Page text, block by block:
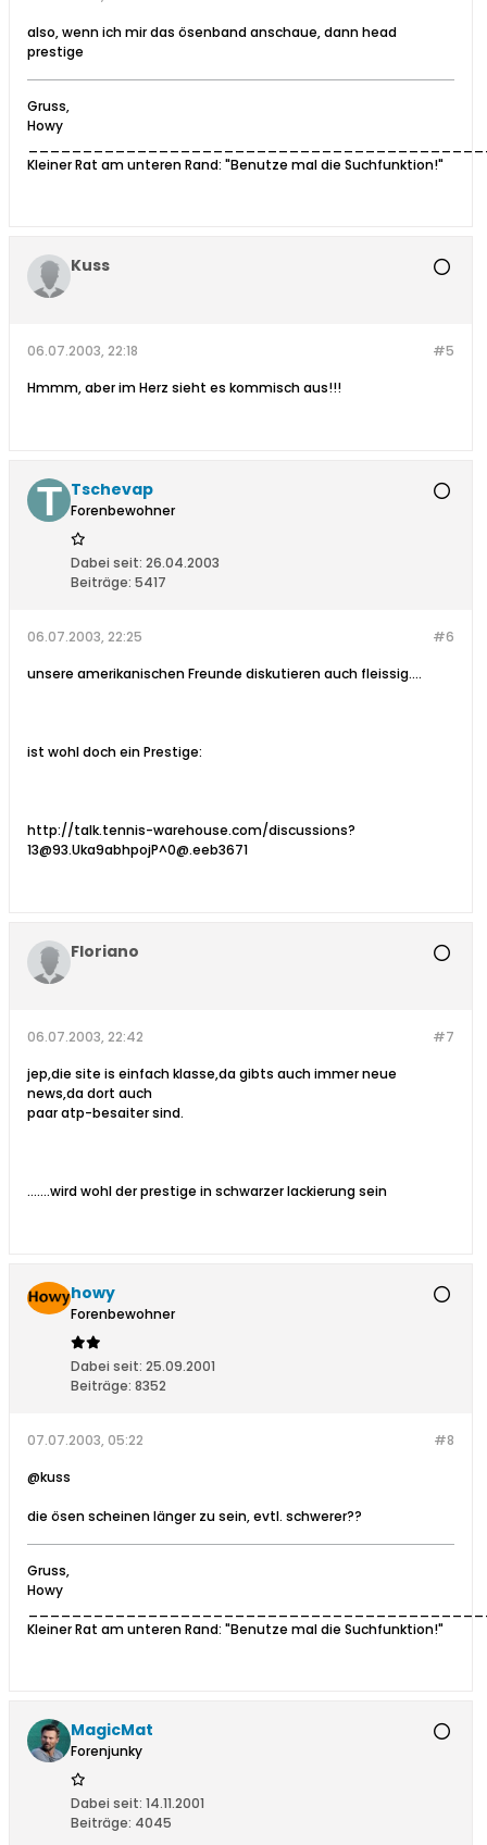
also, wenn ich mir das ösenband anschaue, dann head
prestige
Gruss,
Howy
Kleiner Rat am unteren Rand: "Benutze mal die Suchfunktion!"
Kuss
#5
06.07.2003, 22:18
Hmmm, aber im Herz sieht es kommisch aus!!!
Tschevap
Forenbewohner
Dabei seit: 26.04.2003
Beiträge: 5417
#6
06.07.2003, 22:25
unsere amerikanischen Freunde diskutieren auch fleissig....
ist wohl doch ein Prestige:
http://talk.tennis-warehouse.com/discussions?
13@93.Uka9abhpojP^0@.eeb3671
Floriano
#7
06.07.2003, 22:42
jep,die site is einfach klasse,da gibts auch immer neue
news,da dort auch
paar atp-besaiter sind.
.......wird wohl der prestige in schwarzer lackierung sein
howy
Forenbewohner
Dabei seit: 25.09.2001
Beiträge: 8352
#8
07.07.2003, 05:22
@kuss
die ösen scheinen länger zu sein, evtl. schwerer??
Gruss,
Howy
Kleiner Rat am unteren Rand: "Benutze mal die Suchfunktion!"
MagicMat
Forenjunky
Dabei seit: 14.11.2001
Beiträge: 4045